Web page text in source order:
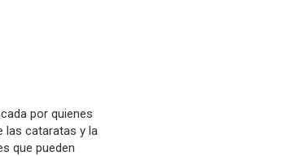
por quienes
las cataratas y la
que pueden